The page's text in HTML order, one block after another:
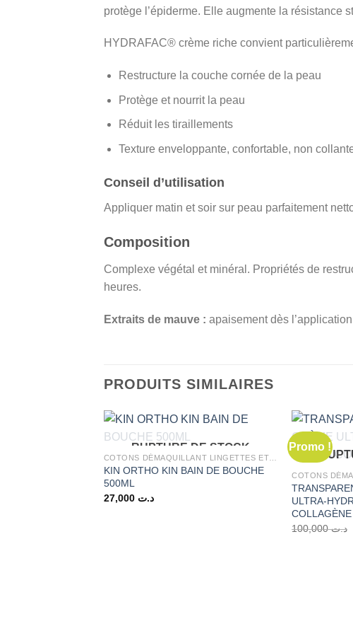
protège l’épiderme. Elle augmente la résistance
HYDRAFAC® crème riche convient
Restructure la couche cornée de la peau
Protège et nourrit la peau
Réduit les tiraillements
Texture enveloppante, confortable, non
Conseil d’utilisation
Appliquer matin et soir sur peau parfaitement
Composition
Complexe végétal et minéral. Propriétés de
heures.
Extraits de mauve : apaisement dès l’application
PRODUITS SIMILAIRES
RUPTURE DE STOCK
KIN ORTHO KIN BAIN DE BOUCHE
500ML
د.ت 27,000
Promo !
ULTRA-
COLLAGÈNE
د.ت100,000